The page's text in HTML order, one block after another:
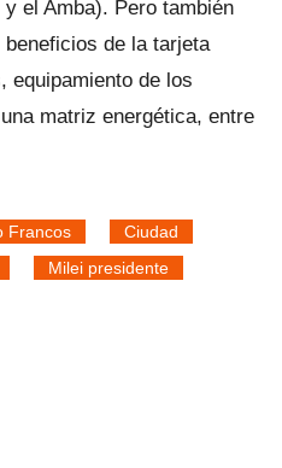
el Amba). Pero también
de la tarjeta
equipamiento de los
matriz energética, entre
Francos
Ciudad
Milei presidente